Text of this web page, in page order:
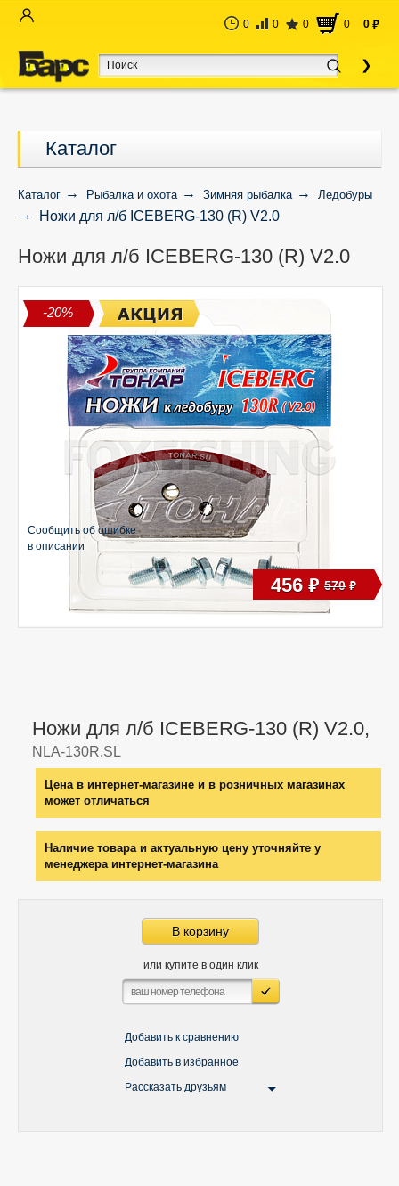
0 0 0 0 0 руб
Каталог
Каталог Рыбалка и охота Зимняя рыбалка Ледобуры
Ножи для л/б ICEBERG-130 (R) V2.0
Ножи для л/б ICEBERG-130 (R) V2.0
-20%
Ножи для л/б ICEBERG-130 (R) V2.0,
NLA-130R.SL
Цена в интернет-магазине и в розничных магазинах
может отличаться
Наличие товара и актуальную цену уточняйте у
менеджера интернет-магазина
В корзину
или купите в один клик
Добавить к сравнению
Добавить в избранное
Рассказать друзьям
Сообщить об ошибке
в описании
456 руб 570 руб